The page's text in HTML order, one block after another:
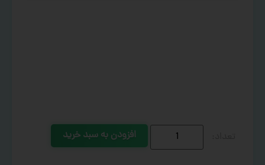
افزودن به سبد خرید